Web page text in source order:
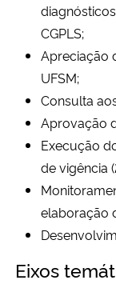
CGPLS;
Apreciação
UFSM;
Consulta
Aprovação
Execução
de vigência
elaboração
Eixos